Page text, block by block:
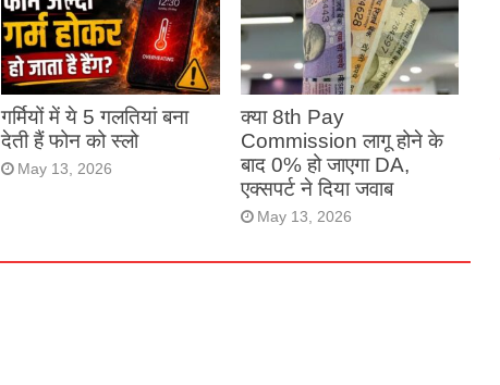
गर्मियों में ये 5 गलतियां बना
देती हैं फोन को स्लो
May 13, 2026
क्या 8th Pay
Commission लागू होने के
बाद 0% हो जाएगा DA,
एक्सपर्ट ने दिया जवाब
May 13, 2026